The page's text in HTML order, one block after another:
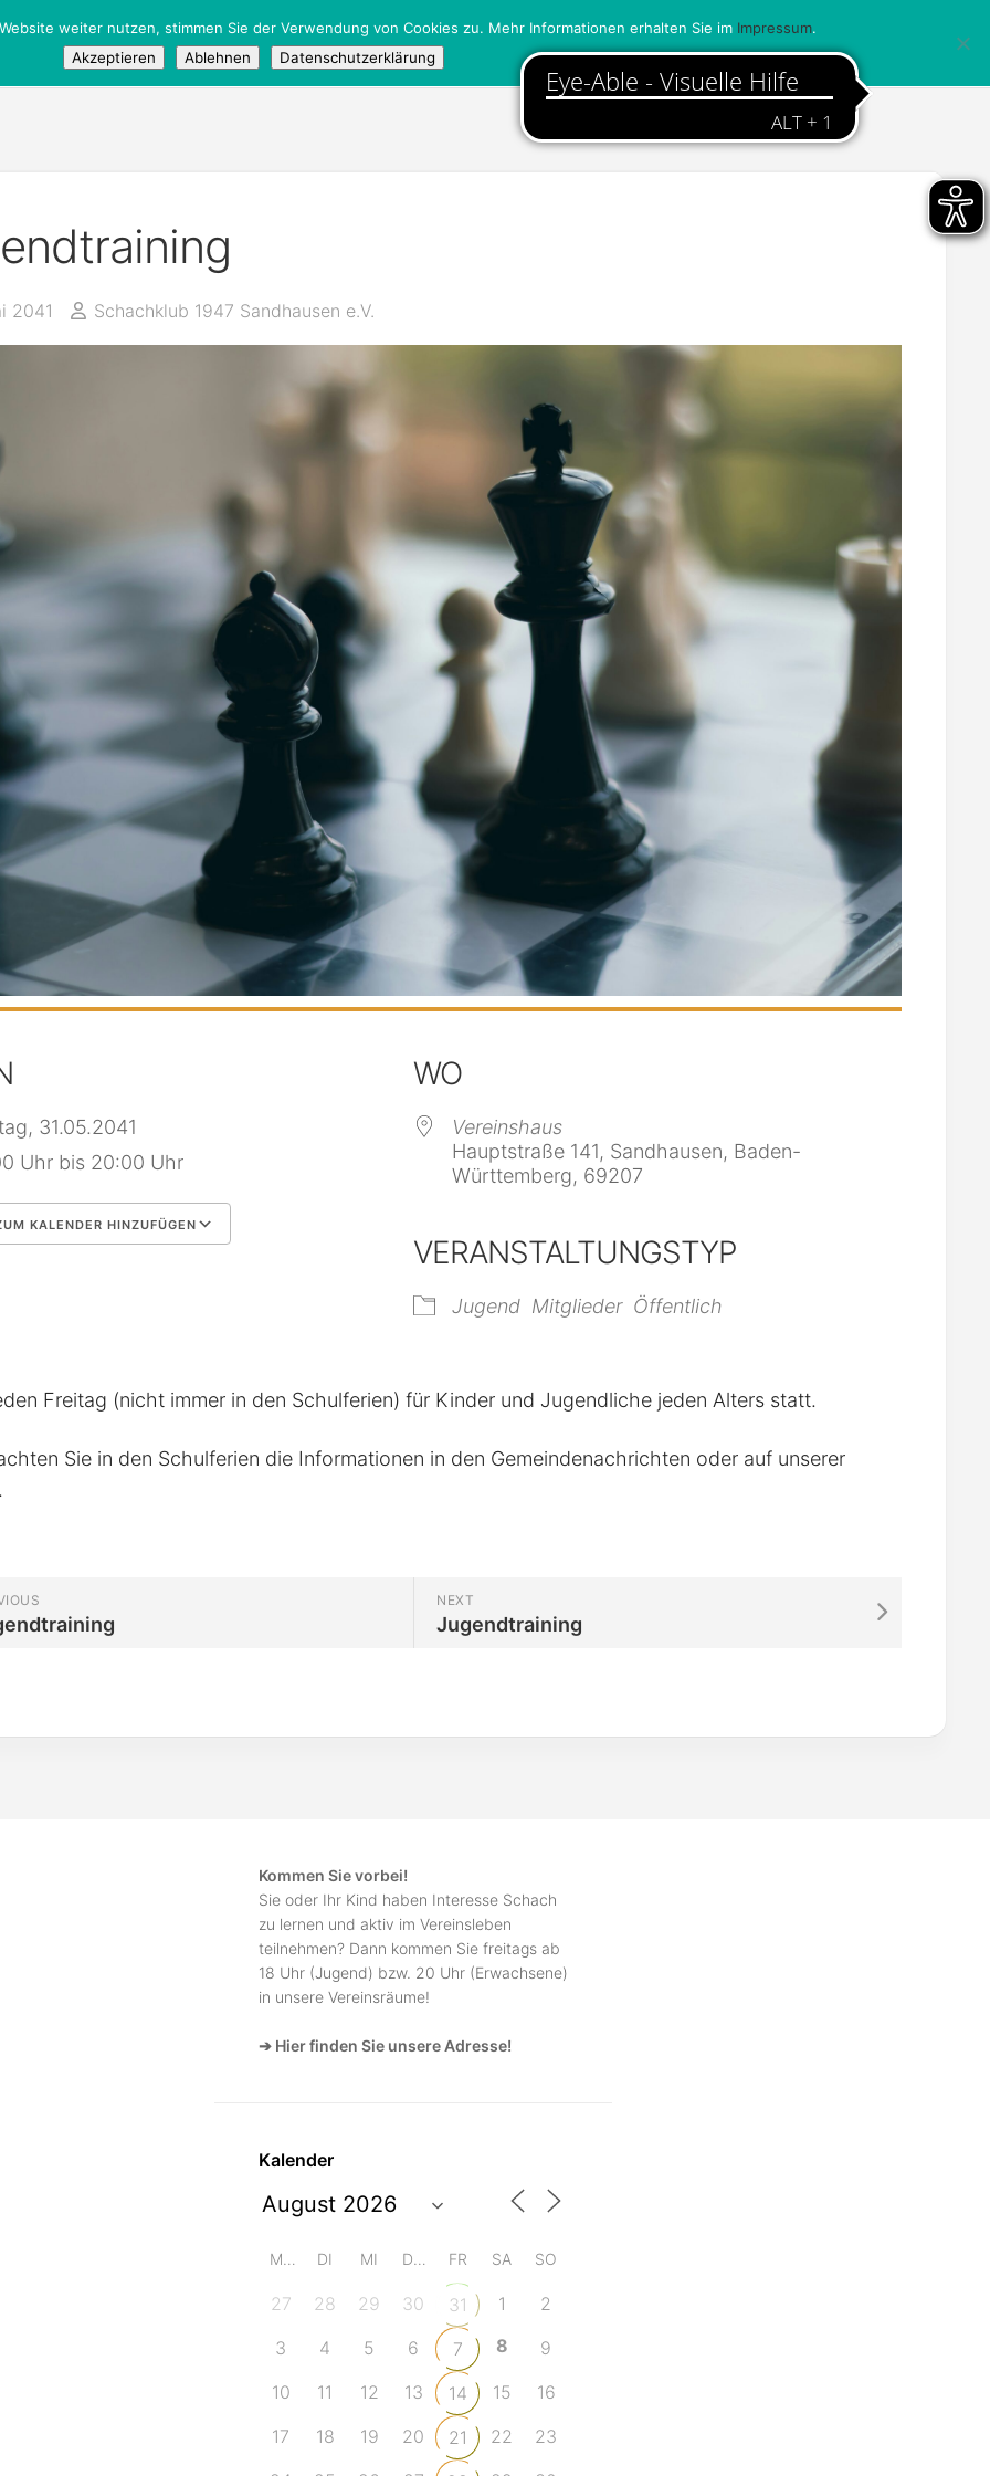
Jugendmeisterschaft
/Öffentlich
2041 Schachklub 1947 Sandhausen e.V.
31.05.2041
Uhr bis 20:00 Uhr
KALENDER HINZUFÜGEN
iCalendar
WO
Vereinshaus
Hauptstraße 141, Sandhausen, Baden-
Württemberg, 69207
VERANSTALTUNGSTYP
Jugend Mitglieder Öffentlich
Freitag (nicht immer in den Schulferien) für Kinder und Jugendliche jeden Alters statt.
Sie in den Schulferien die Informationen in den Gemeindenachrichten oder auf unserer
NEXT
Jugendtraining
Kommen Sie vorbei!
Sie oder Ihr Kind haben Interesse Schach
zu lernen und aktiv im Vereinsleben
teilnehmen? Dann kommen Sie freitags ab
18 Uhr (Jugend) bzw. 20 Uhr (Erwachsene)
in unsere Vereinsräume!
➔ Hier finden Sie unsere Adresse!
Kalender
MO DI MI DO FR SA SO
27 28 29 30 31 1
2
3
4 5 6 7 8
9
10
11 12 13 14 15
16
17
18 19 20 21 22
23
weiter nutzen, stimmen Sie der Verwendung von Cookies zu. Mehr Informationen erhalten Sie im Impressum.
Akzeptieren
Ablehnen Datenschutzerklärung